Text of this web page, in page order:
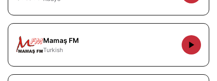
Mamaş FM
Turkish